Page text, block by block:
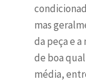
mas
da peça e
de boa
média,